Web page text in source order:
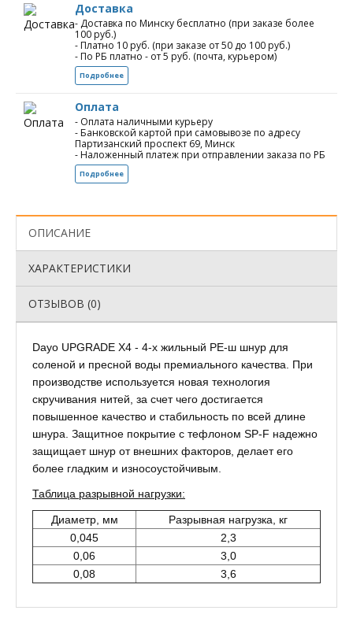
Доставка
- Доставка по Минску бесплатно (при заказе более
100 руб.)
- Платно 10 руб. (при заказе от 50 до 100 руб.)
- По РБ платно - от 5 руб. (почта, курьером)
Подробнее
Оплата
- Оплата наличными курьеру
- Банковской картой при самовывозе по адресу
Партизанский проспект 69, Минск
- Наложенный платеж при отправлении заказа по РБ
Подробнее
ОПИСАНИЕ
ХАРАКТЕРИСТИКИ
ОТЗЫВОВ (0)
Dayo UPGRADE X4 - 4-х жильный PE-ш шнур для
соленой и пресной воды премиального качества. При
производстве используется новая технология
скручивания нитей, за счет чего достигается
повышенное качество и стабильность по всей длине
шнура. Защитное покрытие с тефлоном SP-F надежно
защищает шнур от внешних факторов, делает его
более гладким и износоустойчивым.
Таблица разрывной нагрузки:
Диаметр, мм
Разрывная нагрузка, кг
0,045
2,3
0,06
3,0
0,08
3,6